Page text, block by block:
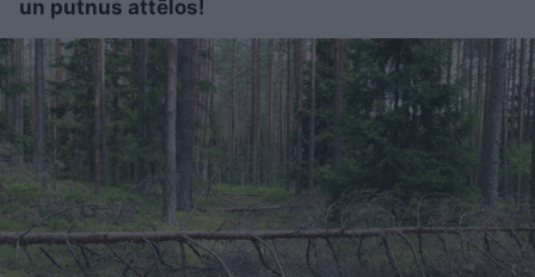
un putnus attēlos!